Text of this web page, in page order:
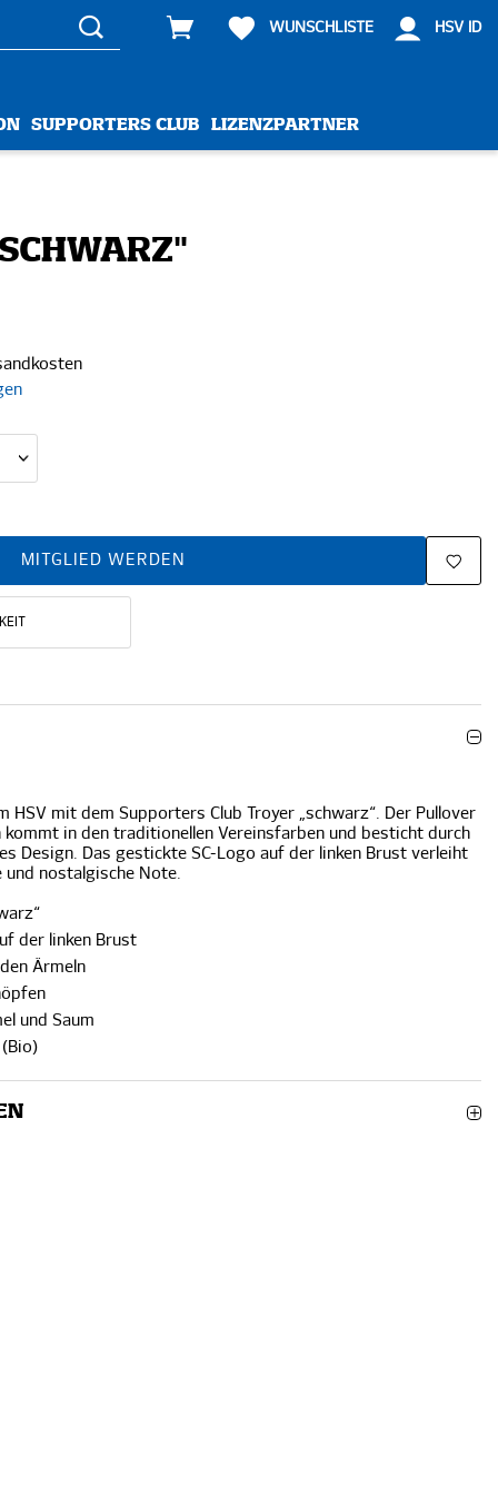
WUNSCHLISTE HSV ID
SUPPORTERS CLUB LIZENZPARTNER
MITGLIED WERDEN
HSV mit dem Supporters Club Troyer „schwarz“. Der Pullover
kommt in den traditionellen Vereinsfarben und besticht durch
Design. Das gestickte SC-Logo auf der linken Brust verleiht
und nostalgische Note.
der linken Brust
Ärmeln
und Saum
(Bio)